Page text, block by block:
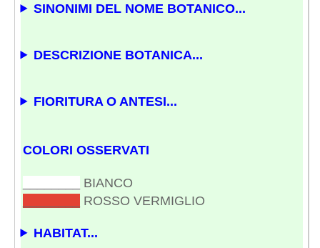
SINONIMI DEL NOME BOTANICO...
DESCRIZIONE BOTANICA...
FIORITURA O ANTESI...
COLORI OSSERVATI
BIANCO
ROSSO VERMIGLIO
HABITAT...